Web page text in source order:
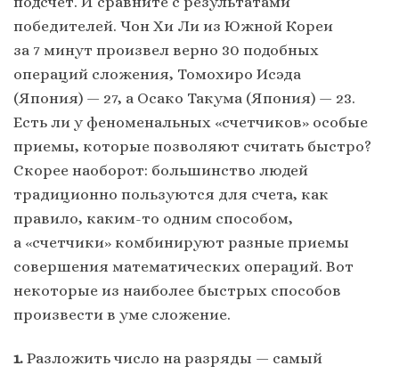
победителей. Чон Хи Ли из Южной Кореи
за 7 минут произвел верно 30 подобных
операций сложения, Томохиро Исэда
(Япония) — 27, а Осако Такума (Япония) — 23.
Есть ли у феноменальных «счетчиков» особые
приемы, которые позволяют считать быстро?
Скорее наоборот: большинство людей
традиционно пользуются для счета, как
правило, каким-то одним способом,
а «счетчики» комбинируют разные приемы
совершения математических операций. Вот
некоторые из наиболее быстрых способов
произвести в уме сложение.
1. Разложить число на разряды — самый